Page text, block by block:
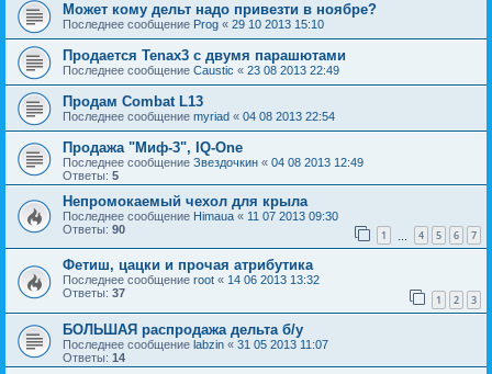
Может кому дельт надо привезти в ноябре?
Последнее сообщение Prog « 29 10 2013 15:10
Продается Tenax3 с двумя парашютами
Последнее сообщение Caustic « 23 08 2013 22:49
Продам Combat L13
Последнее сообщение myriad « 04 08 2013 22:54
Продажа "Миф-3", IQ-One
Последнее сообщение Звездочкин « 04 08 2013 12:49
Ответы: 5
Непромокаемый чехол для крыла
Последнее сообщение Himaua « 11 07 2013 09:30
Ответы: 90 1 4 5 6 7
Фетиш, цацки и прочая атрибутика
Последнее сообщение root « 14 06 2013 13:32
Ответы: 37 1 2 3
БОЛЬШАЯ распродажа дельта б/у
Последнее сообщение labzin « 31 05 2013 11:07
Ответы: 14